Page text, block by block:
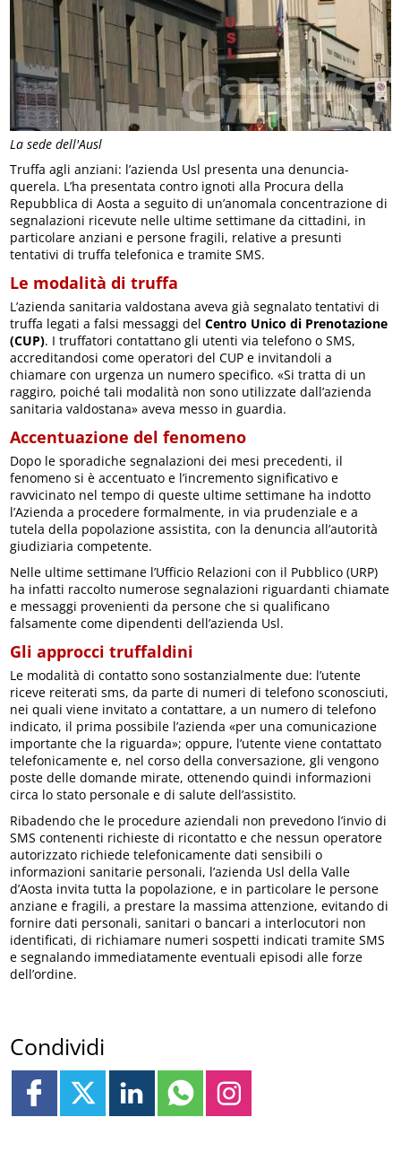
La sede dell'Ausl
Truffa agli anziani: l’azienda Usl presenta una denuncia-
querela. L’ha presentata contro ignoti alla Procura della
Repubblica di Aosta a seguito di un’anomala concentrazione di
segnalazioni ricevute nelle ultime settimane da cittadini, in
particolare anziani e persone fragili, relative a presunti
tentativi di truffa telefonica e tramite SMS.
Le modalità di truffa
L’azienda sanitaria valdostana aveva già segnalato tentativi di
truffa legati a falsi messaggi delCentro Unico di Prenotazione
(CUP). I truffatori contattano gli utenti via telefono o SMS,
accreditandosi come operatori del CUP e invitandoli a
chiamare con urgenza un numero specifico. «Si tratta di un
raggiro, poiché tali modalità non sono utilizzate dall’azienda
sanitaria valdostana» aveva messo in guardia.
Accentuazione del fenomeno
Dopo le sporadiche segnalazioni dei mesi precedenti, il
fenomeno si è accentuato e l’incremento significativo e
ravvicinato nel tempo di queste ultime settimane ha indotto
l’Azienda a procedere formalmente, in via prudenziale e a
tutela della popolazione assistita, con la denuncia all’autorità
giudiziaria competente.
Nelle ultime settimane l’Ufficio Relazioni con il Pubblico (URP)
ha infatti raccolto numerose segnalazioni riguardanti chiamate
e messaggi provenienti da persone che si qualificano
falsamente come dipendenti dell’azienda Usl.
Gli approcci truffaldini
Le modalità di contatto sono sostanzialmente due: l’utente
riceve reiterati sms, da parte di numeri di telefono sconosciuti,
nei quali viene invitato a contattare, a un numero di telefono
indicato, il prima possibile l’azienda «per una comunicazione
importante che la riguarda»; oppure, l’utente viene contattato
telefonicamente e, nel corso della conversazione, gli vengono
poste delle domande mirate, ottenendo quindi informazioni
circa lo stato personale e di salute dell’assistito.
Ribadendo che le procedure aziendali non prevedono l’invio di
SMS contenenti richieste di ricontatto e che nessun operatore
autorizzato richiede telefonicamente dati sensibili o
informazioni sanitarie personali, l’azienda Usl della Valle
d’Aosta invita tutta la popolazione, e in particolare le persone
anziane e fragili, a prestare la massima attenzione, evitando di
fornire dati personali, sanitari o bancari a interlocutori non
identificati, di richiamare numeri sospetti indicati tramite SMS
e segnalando immediatamente eventuali episodi alle forze
dell’ordine.
Condividi